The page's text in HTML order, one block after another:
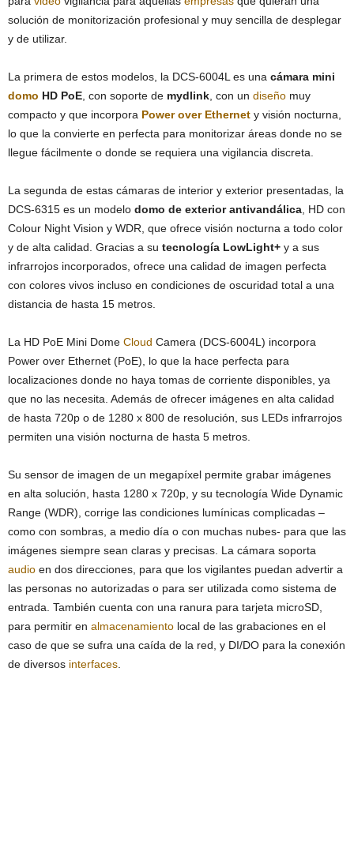
solución de monitorización profesional y muy sencilla de desplegar
y de utilizar.
La primera de estos modelos, la DCS-6004L es una cámara mini
domo HD PoE , con soporte de mydlink , con un diseño muy
compacto y que incorpora Power over Ethernet y visión nocturna,
lo que la convierte en perfecta para monitorizar áreas donde no se
llegue fácilmente o donde se requiera una vigilancia discreta.
La segunda de estas cámaras de interior y exterior presentadas, la
DCS-6315 es un modelo domo de exterior antivandálica , HD con
Colour Night Vision y WDR, que ofrece visión nocturna a todo color
y de alta calidad. Gracias a su tecnología LowLight+ y a sus
infrarrojos incorporados, ofrece una calidad de imagen perfecta
con colores vivos incluso en condiciones de oscuridad total a una
distancia de hasta 15 metros.
La HD PoE Mini Dome Cloud Camera (DCS-6004L) incorpora
Power over Ethernet (PoE), lo que la hace perfecta para
localizaciones donde no haya tomas de corriente disponibles, ya
que no las necesita. Además de ofrecer imágenes en alta calidad
de hasta 720p o de 1280 x 800 de resolución, sus LEDs infrarrojos
permiten una visión nocturna de hasta 5 metros.
Su sensor de imagen de un megapíxel permite grabar imágenes
en alta solución, hasta 1280 x 720p, y su tecnología Wide Dynamic
Range (WDR), corrige las condiciones lumínicas complicadas –
como con sombras, a medio día o con muchas nubes- para que las
imágenes siempre sean claras y precisas. La cámara soporta
audio en dos direcciones, para que los vigilantes puedan advertir a
las personas no autorizadas o para ser utilizada como sistema de
entrada. También cuenta con una ranura para tarjeta microSD,
para permitir en almacenamiento local de las grabaciones en el
caso de que se sufra una caída de la red, y DI/DO para la conexión
de diversos interfaces